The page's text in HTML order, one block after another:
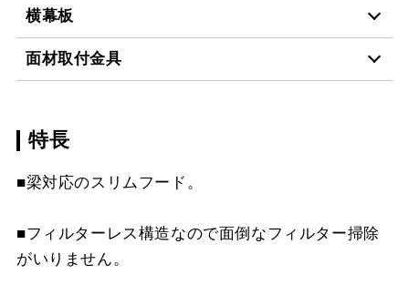
MKP-60430 BK ¥11,990（税抜価格 ￥
MKP-60430 W ¥11,990（税抜価格 ￥
MKP-60430 SJ
MKP-60530 BK
MKP-60530 W ¥11,990（税抜価格 ￥
YFP-430 BK ¥4,400（税抜価格 ￥
YFP-430 SI
YFP-530 BK
YFP-530 W ¥4,400（税抜価格 ￥
横幕板
YMKP43-350 W
YMKP43-350 SI
YMKP43-375 BK ¥8,140（税抜価格 ￥
面材取付金具
MP-MTKU-60 BK
MP-MTKU-60 SI
MP-MTKU-75 BK ¥7,150（税抜価格 ￥
特長
■梁対応のスリムフード。
■フィルターレス構造なので面倒なフィルター掃除
がいりません。